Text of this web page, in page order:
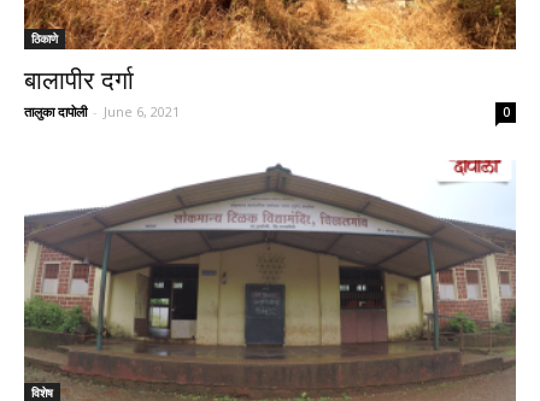
ठिकाणे
बालापीर दर्गा
तालुका दापोली - June 6, 2021 0
विशेष